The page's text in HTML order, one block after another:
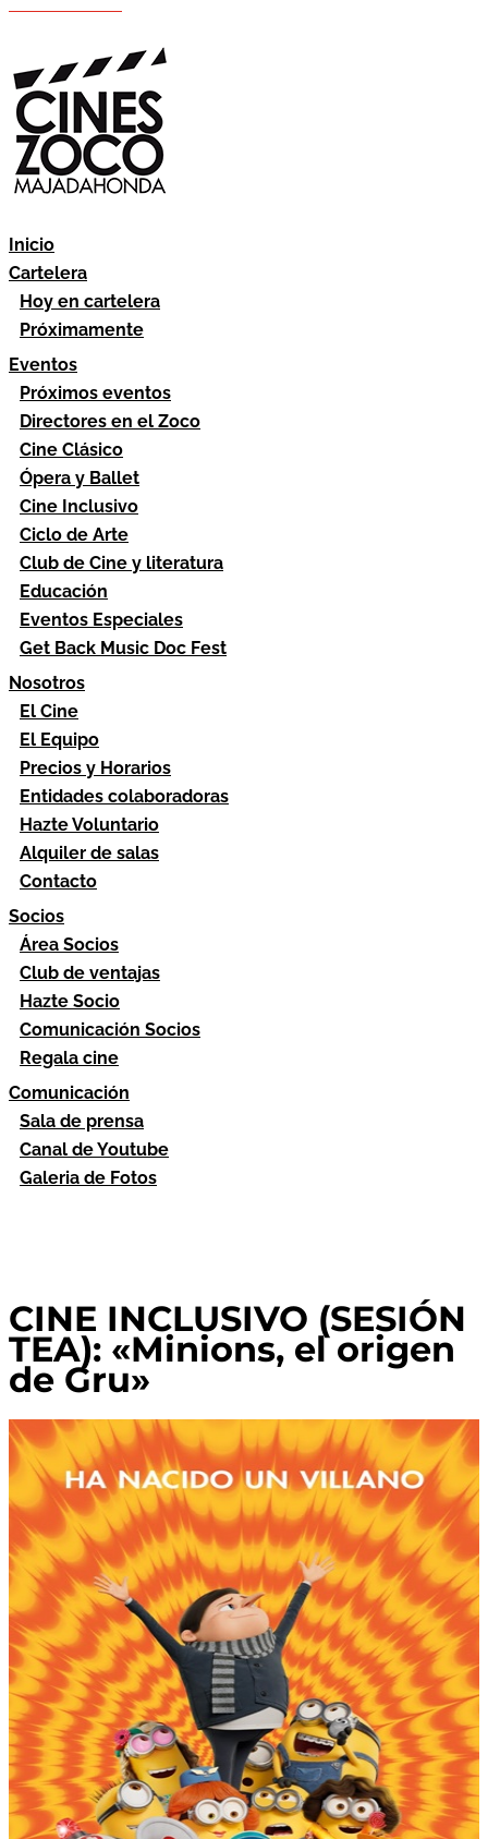
Inicio
Cartelera
Hoy en cartelera
Próximamente
Eventos
Próximos eventos
Directores en el Zoco
Cine Clásico
Ópera y Ballet
Cine Inclusivo
Ciclo de Arte
Club de Cine y literatura
Educación
Eventos Especiales
Get Back Music Doc Fest
Nosotros
El Cine
El Equipo
Precios y Horarios
Entidades colaboradoras
Hazte Voluntario
Alquiler de salas
Contacto
Socios
Área Socios
Club de ventajas
Hazte Socio
Comunicación Socios
Regala cine
Comunicación
Sala de prensa
Canal de Youtube
Galeria de Fotos
CINE INCLUSIVO (SESIÓN
TEA): «Minions, el origen
de Gru»